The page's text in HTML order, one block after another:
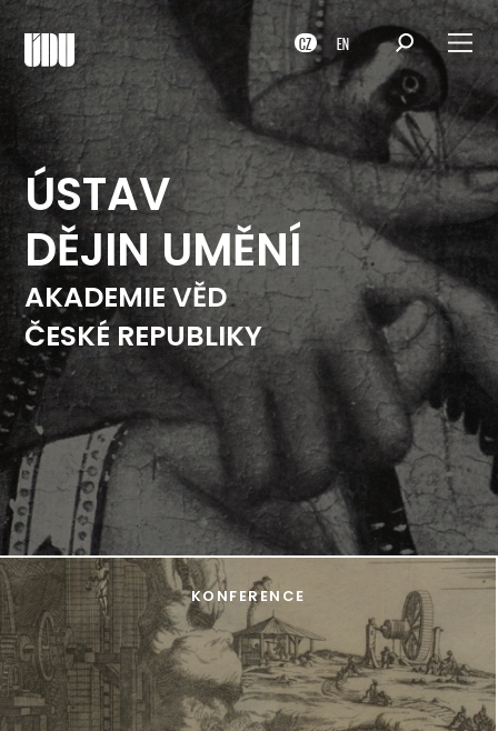
CZ EN
ÚSTAV
DĚJIN UMĚNÍ
AKADEMIE VĚD
ČESKÉ REPUBLIKY
KONFERENCE